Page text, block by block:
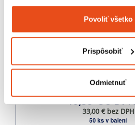
Zhromažďovať informácie o
polohe s presnosťou na
Identifikovať vaše
Viac informácií o tom, ako sa
údaje, nájdete v časti svašimi
o používaní súborov cookie.
Povoliť všetko
Prispôsobiť
Odmietnuť
Obal na pivo 6pack 6x0,5 litra
40,59 € s DPH
33,00 € bez DPH
50 ks v balení